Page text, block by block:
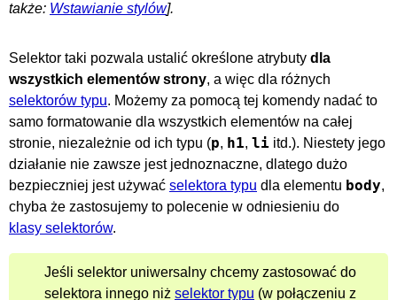
także: Wstawianie stylów].
Selektor taki pozwala ustalić określone atrybuty dla
wszystkich elementów strony, a więc dla różnych
selektorów typu. Możemy za pomocą tej komendy nadać to
samo formatowanie dla wszystkich elementów na całej
stronie, niezależnie od ich typu (p, h1, li itd.). Niestety jego
działanie nie zawsze jest jednoznaczne, dlatego dużo
bezpieczniej jest używać selektora typu dla elementu body,
chyba że zastosujemy to polecenie w odniesieniu do
klasy selektorów.
Jeśli selektor uniwersalny chcemy zastosować do
selektora innego niż selektor typu (w połączeniu z